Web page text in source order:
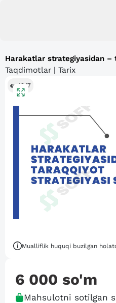
Harakatlar strategiyasidan
Taqdimotlar | Tarix
1247
Mualliflik huquqi buzilgan
6 000 so'm
Mahsulotni sotilgan